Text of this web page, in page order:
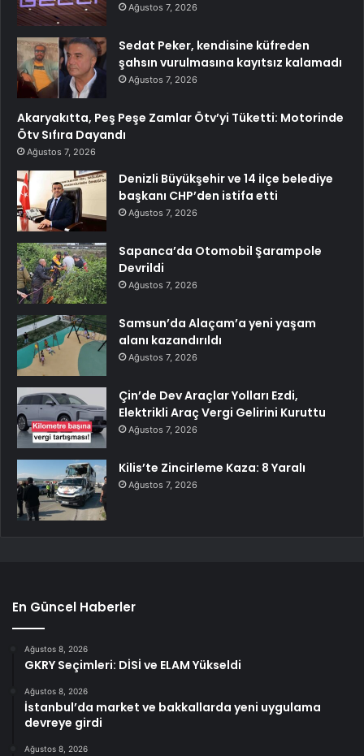
Ağustos 7, 2026
Sedat Peker, kendisine küfreden
şahsın vurulmasına kayıtsız kalamadı
Ağustos 7, 2026
Akaryakıtta, Peş Peşe Zamlar Ötv’yi Tüketti: Motorinde
Ötv Sıfıra Dayandı
Ağustos 7, 2026
Denizli Büyükşehir ve 14 ilçe belediye
başkanı CHP’den istifa etti
Ağustos 7, 2026
Sapanca’da Otomobil Şarampole
Devrildi
Ağustos 7, 2026
Samsun’da Alaçam’a yeni yaşam
alanı kazandırıldı
Ağustos 7, 2026
Çin’de Dev Araçlar Yolları Ezdi,
Elektrikli Araç Vergi Gelirini Kuruttu
Ağustos 7, 2026
Kilis’te Zincirleme Kaza: 8 Yaralı
Ağustos 7, 2026
En Güncel Haberler
Ağustos 8, 2026
GKRY Seçimleri: DİSİ ve ELAM Yükseldi
Ağustos 8, 2026
İstanbul’da market ve bakkallarda yeni uygulama
devreye girdi
Ağustos 8, 2026